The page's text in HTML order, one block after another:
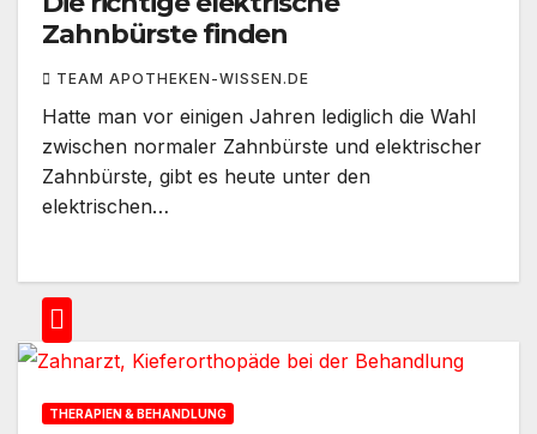
Zahnbürste finden
TEAM APOTHEKEN-WISSEN.DE
Hatte man vor einigen Jahren lediglich die Wahl
zwischen normaler Zahnbürste und elektrischer
Zahnbürste, gibt es heute unter den
elektrischen…
THERAPIEN & BEHANDLUNG